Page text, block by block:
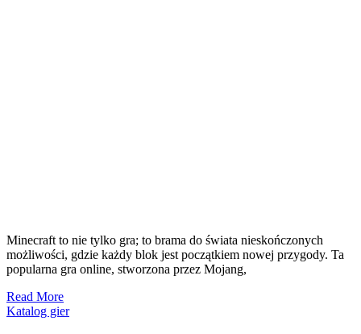
Minecraft to nie tylko gra; to brama do świata nieskończonych
możliwości, gdzie każdy blok jest początkiem nowej przygody. Ta
popularna gra online, stworzona przez Mojang,
Read More
Katalog gier